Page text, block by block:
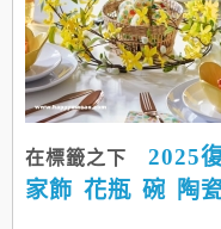
在標籤之下 2025
家飾 花瓶 碗 陶